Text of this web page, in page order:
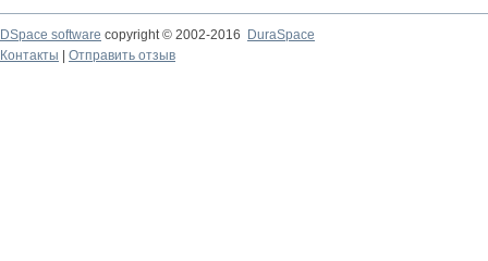
DSpace software copyright © 2002-2016
DuraSpace
Контакты
Отправить отзыв